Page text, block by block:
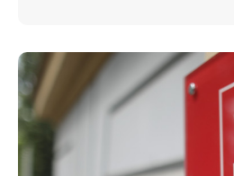
Adaugă aici
textul pentru